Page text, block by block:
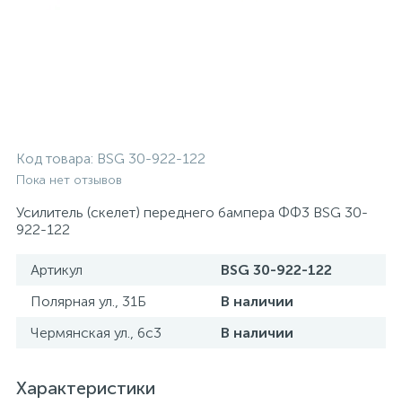
Код товара: BSG 30-922-122
Пока нет отзывов
Усилитель (скелет) переднего бампера ФФ3 BSG 30-
922-122
Артикул
BSG 30-922-122
Полярная ул., 31Б
В наличии
Чермянская ул., 6с3
В наличии
Характеристики